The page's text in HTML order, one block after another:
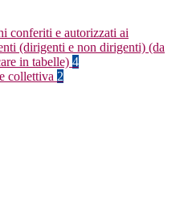
conferiti e autorizzati ai
(dirigenti e non dirigenti) (da
in tabelle) 4
collettiva 2